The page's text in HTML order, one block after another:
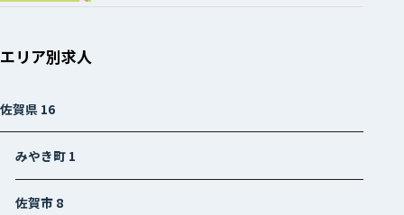
エリア別求人
佐賀県 16
みやき町 1
佐賀市 8